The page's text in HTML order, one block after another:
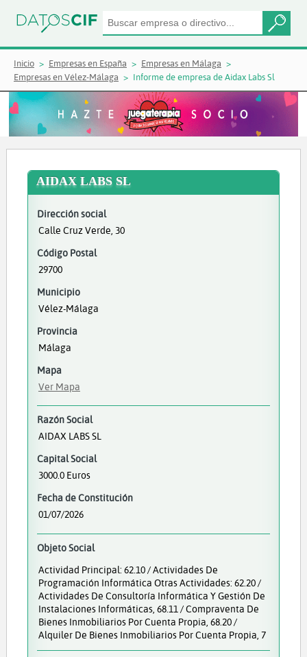
Inicio Empresas en España
Empresas en Málaga
Empresas en Vélez-Málaga
Informe de empresa de Aidax Labs Sl
AIDAX LABS SL
Dirección social
Calle Cruz Verde, 30
Código Postal
29700
Municipio
Vélez-Málaga
Provincia
Málaga
Mapa
Ver Mapa
Razón Social
AIDAX LABS SL
Capital Social
3000.0 Euros
Fecha de Constitución
01/07/2026
Objeto Social
Actividad Principal: 62.10 / Actividades De
Programación Informática Otras Actividades: 62.20 /
Actividades De Consultoría Informática Y Gestión De
Instalaciones Informáticas, 68.11 / Compraventa De
Bienes Inmobiliarios Por Cuenta Propia, 68.20 /
Alquiler De Bienes Inmobiliarios Por Cuenta Propia, 7